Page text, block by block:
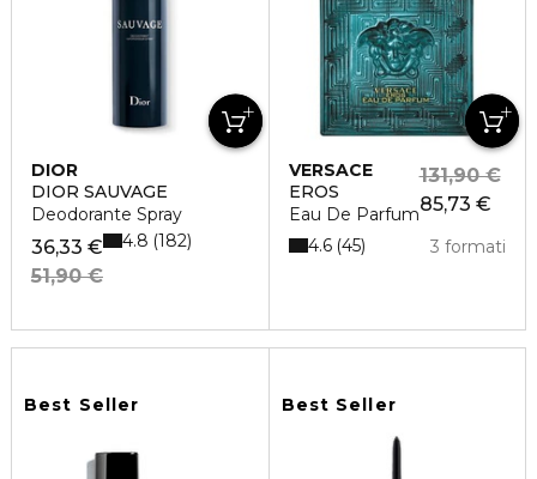
DIOR
DIOR SAUVAGE
Deodorante Spray
36,33 €
51,90 €
4.8 182
VERSACE
EROS
Eau De Parfum85,73 €
131,90 €
3 formati
4.6 45
Best Seller Best Seller